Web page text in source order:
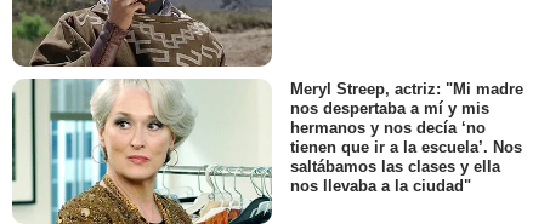
Meryl Streep, actriz: "Mi madre
nos despertaba a mí y mis
hermanos y nos decía ‘no
tienen que ir a la escuela’. Nos
saltábamos las clases y ella
nos llevaba a la ciudad"